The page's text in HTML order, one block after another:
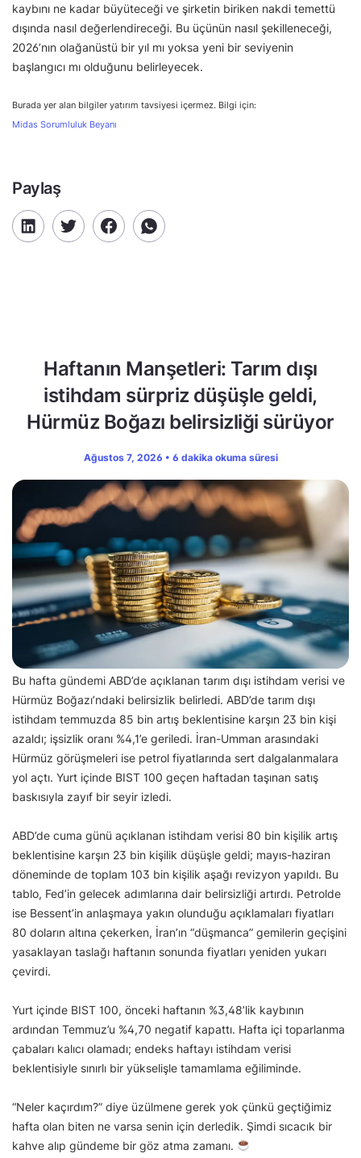
kaybını ne kadar büyüteceği ve şirketin biriken nakdi temettü
dışında nasıl değerlendireceği. Bu üçünün nasıl şekilleneceği,
2026’nın olağanüstü bir yıl mı yoksa yeni bir seviyenin
başlangıcı mı olduğunu belirleyecek.
Burada yer alan bilgiler yatırım tavsiyesi içermez. Bilgi için:
Midas Sorumluluk Beyanı
Paylaş
Haftanın Manşetleri: Tarım dışı
istihdam sürpriz düşüşle geldi,
Hürmüz Boğazı belirsizliği sürüyor
Ağustos 7, 2026 • 6 dakika okuma süresi
Bu hafta gündemi ABD’de açıklanan tarım dışı istihdam verisi ve
Hürmüz Boğazı’ndaki belirsizlik belirledi. ABD’de tarım dışı
istihdam temmuzda 85 bin artış beklentisine karşın 23 bin kişi
azaldı; işsizlik oranı %4,1’e geriledi. İran-Umman arasındaki
Hürmüz görüşmeleri ise petrol fiyatlarında sert dalgalanmalara
yol açtı. Yurt içinde BIST 100 geçen haftadan taşınan satış
baskısıyla zayıf bir seyir izledi.
ABD’de cuma günü açıklanan istihdam verisi 80 bin kişilik artış
beklentisine karşın 23 bin kişilik düşüşle geldi; mayıs-haziran
döneminde de toplam 103 bin kişilik aşağı revizyon yapıldı. Bu
tablo, Fed’in gelecek adımlarına dair belirsizliği artırdı. Petrolde
ise Bessent’in anlaşmaya yakın olunduğu açıklamaları fiyatları
80 doların altına çekerken, İran’ın “düşmanca” gemilerin geçişini
yasaklayan taslağı haftanın sonunda fiyatları yeniden yukarı
çevirdi.
Yurt içinde BIST 100, önceki haftanın %3,48’lik kaybının
ardından Temmuz’u %4,70 negatif kapattı. Hafta içi toparlanma
çabaları kalıcı olamadı; endeks haftayı istihdam verisi
beklentisiyle sınırlı bir yükselişle tamamlama eğiliminde.
“Neler kaçırdım?” diye üzülmene gerek yok çünkü geçtiğimiz
hafta olan biten ne varsa senin için derledik. Şimdi sıcacık bir
kahve alıp gündeme bir göz atma zamanı.